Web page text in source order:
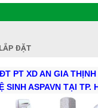
ĐẶT
PT XD AN GIA
SINH ASPAVN TẠI TP.